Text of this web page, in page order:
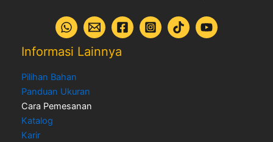
Informasi Lainnya
Pilihan Bahan
Panduan Ukuran
Cara Pemesanan
Katalog
Karir